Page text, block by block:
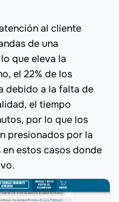
al cliente
de una
que eleva la
el 22% de los
debido a la falta de
el tiempo
por lo que los
presionados por la
estos casos donde